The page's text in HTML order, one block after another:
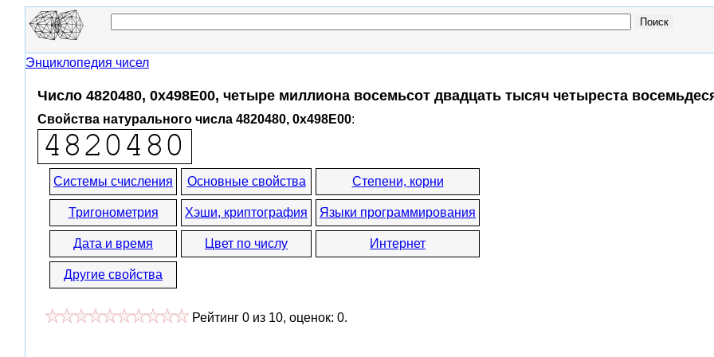
Энциклопедия чисел
Число 4820480, 0x498E00, четыре миллиона восемьсот двадцать тысяч четыреста
Свойства натурального числа 4820480, 0x498E00:
Системы счисления Основные свойства Степени, корни
Тригонометрия Хэши, криптография Языки программирования
Дата и время Цвет по числу Интернет
Другие свойства
Рейтинг 0 из 10, оценок: 0.